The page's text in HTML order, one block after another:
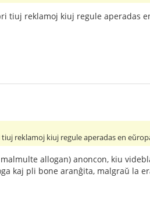
tiuj reklamoj kiuj regule aperadas
tiuj reklamoj kiuj regule aperadas en
allogan) anoncon, kiu
kaj pli bone aranĝita, malgraŭ la